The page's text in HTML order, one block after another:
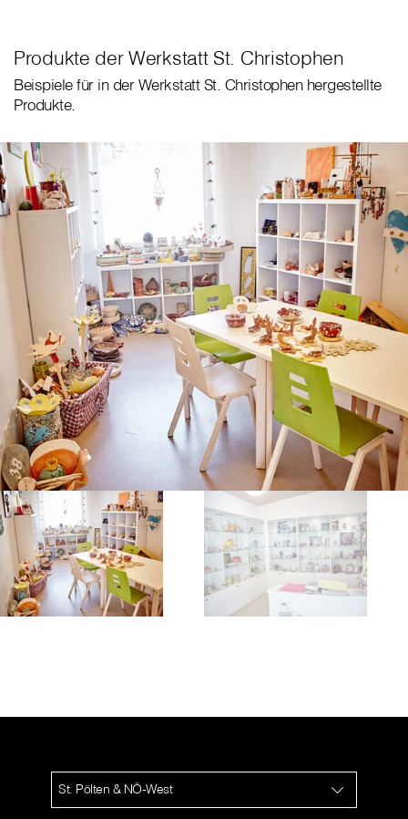
Produkte der Werkstatt St. Christophen
Beispiele für in der Werkstatt St. Christophen hergestellte
Produkte.
St. Pölten & NÖ-West